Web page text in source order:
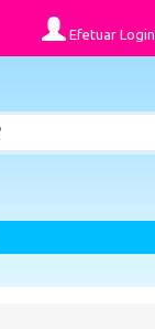
Efetuar Login